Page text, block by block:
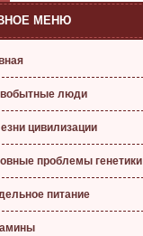
МЕНЮ
люди
цивилизации
проблемы генетики
питание